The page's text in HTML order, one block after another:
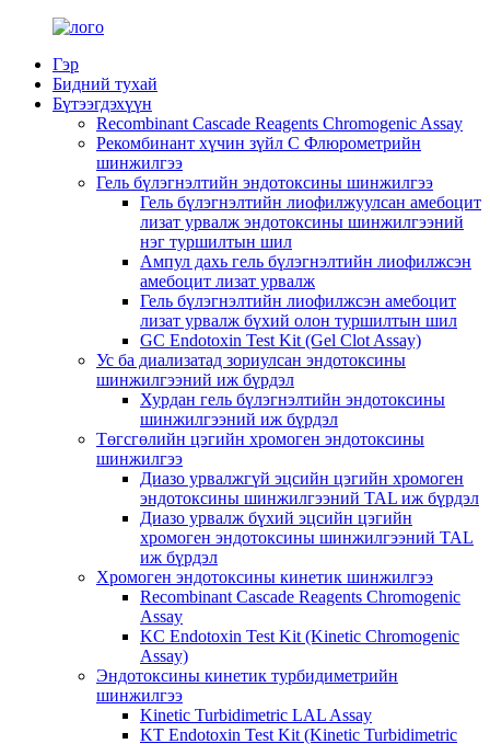
Гэр
Бидний тухай
Бүтээгдэхүүн
Recombinant Cascade Reagents Chromogenic Assay
Рекомбинант хүчин зүйл C Флюрометрийн
шинжилгээ
Гель бүлэгнэлтийн эндотоксины шинжилгээ
Гель бүлэгнэлтийн лиофилжуулсан амебоцит
лизат урвалж эндотоксины шинжилгээний
нэг туршилтын шил
Ампул дахь гель бүлэгнэлтийн лиофилжсэн
амебоцит лизат урвалж
Гель бүлэгнэлтийн лиофилжсэн амебоцит
лизат урвалж бүхий олон туршилтын шил
GC Endotoxin Test Kit (Gel Clot Assay)
Ус ба диализатад зориулсан эндотоксины
шинжилгээний иж бүрдэл
Хурдан гель бүлэгнэлтийн эндотоксины
шинжилгээний иж бүрдэл
Төгсгөлийн цэгийн хромоген эндотоксины
шинжилгээ
Диазо урвалжгүй эцсийн цэгийн хромоген
эндотоксины шинжилгээний TAL иж бүрдэл
Диазо урвалж бүхий эцсийн цэгийн
хромоген эндотоксины шинжилгээний TAL
иж бүрдэл
Хромоген эндотоксины кинетик шинжилгээ
Recombinant Cascade Reagents Chromogenic
Assay
KC Endotoxin Test Kit (Kinetic Chromogenic
Assay)
Эндотоксины кинетик турбидиметрийн
шинжилгээ
Kinetic Turbidimetric LAL Assay
KT Endotoxin Test Kit (Kinetic Turbidimetric